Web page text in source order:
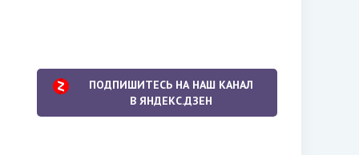
ПОДПИШИТЕСЬ НА НАШ КАНАЛ
В ЯНДЕКС.ДЗЕН